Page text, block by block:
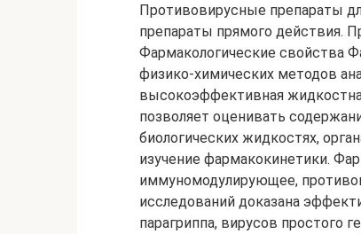
Противовирусные препараты
препараты прямого действия.
Фармакологические свойства
физико-химических методов
высокоэффективная
позволяет оценивать
биологических жидкостях,
изучение фармакокинетики.
иммуномодулирующее,
исследований доказана
парагриппа, вирусов простого